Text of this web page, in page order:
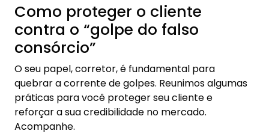
Como proteger o cliente
contra o “golpe do falso
consórcio”
O seu papel, corretor, é fundamental para
quebrar a corrente de golpes. Reunimos algumas
práticas para você proteger seu cliente e
reforçar a sua credibilidade no mercado.
Acompanhe.